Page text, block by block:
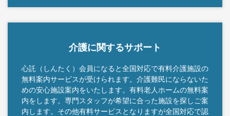
介護に関するサポート
心託（しんたく）会員になると全国対応で有料介護施設の
無料案内サービスが受けられます。介護難民にならないた
めの安心施設案内をいたします。有料老人ホームの無料案
内をします。専門スタッフが希望に合った施設を探しご案
内します。その他有料サービスとなりますが全国対応で認